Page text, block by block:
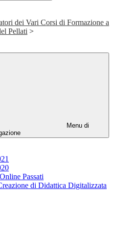
dei Vari Corsi di Formazione a
Pellati >
Menu di
Passati
di Didattica Digitalizzata